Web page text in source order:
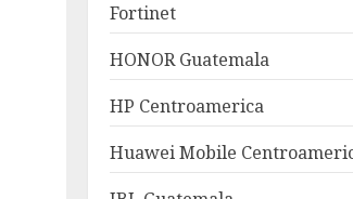
Fortinet
HONOR Guatemala
HP Centroamerica
Huawei Mobile